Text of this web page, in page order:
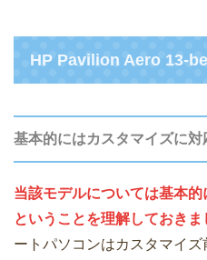
HP Pavilion Aero 13-
基本的にはカスタマイズに対
当該モデルについては基本
ということを理解しておきま
ートパソコンはカスタマイ